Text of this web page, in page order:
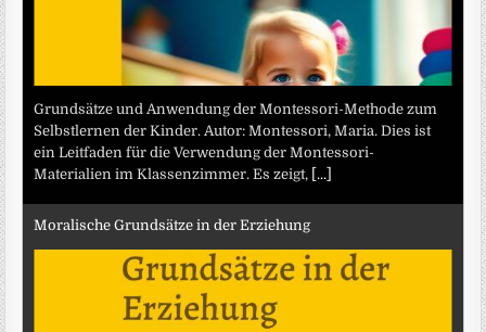
Grundsätze und Anwendung der Montessori-Methode zum
Selbstlernen der Kinder. Autor: Montessori, Maria. Dies ist
ein Leitfaden für die Verwendung der Montessori-
Materialien im Klassenzimmer. Es zeigt, [...]
Moralische Grundsätze in der Erziehung